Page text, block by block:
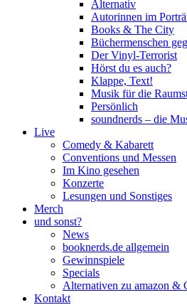
Alternativ
Autorinnen im
Books & The City
Büchermenschen
Der Vinyl-Terrorist
Hörst du es auch?
Klappe, Text!
Musik für die
Persönlich
soundnerds – die
Live
Comedy & Kabarett
Conventions und Messen
Im Kino gesehen
Konzerte
Lesungen und Sonstiges
Merch
und sonst?
News
booknerds.de allgemein
Gewinnspiele
Specials
Alternativen zu amazon &
Kontakt